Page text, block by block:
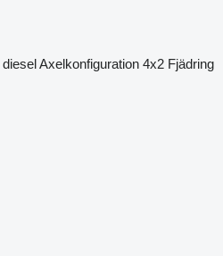
dieselAxelkonfiguration 4x2 Fjädring